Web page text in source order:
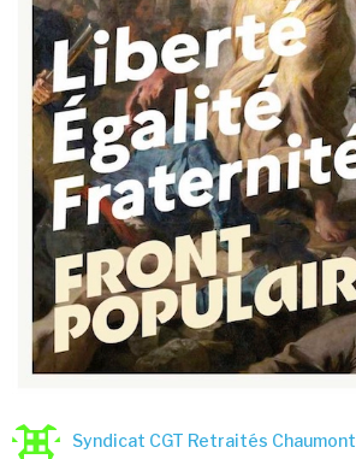
Syndicat CGT Retraités Chaumont